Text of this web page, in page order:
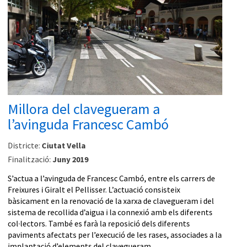
Millora del clavegueram a
l’avinguda Francesc Cambó
Districte: Ciutat Vella
Finalització: Juny 2019
S’actua a l’avinguda de Francesc Cambó, entre els carrers de
Freixures i Giralt el Pellisser. L’actuació consisteix
bàsicament en la renovació de la xarxa de clavegueram i del
sistema de recollida d’aigua i la connexió amb els diferents
col·lectors. També es farà la reposició dels diferents
paviments afectats per l’execució de les rases, associades a la